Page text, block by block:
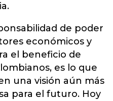
de poder
económicos y
el beneficio de
es lo que
una visión aún más
para el futuro. Hoy